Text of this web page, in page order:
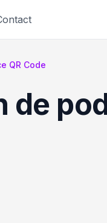
QR Code
de